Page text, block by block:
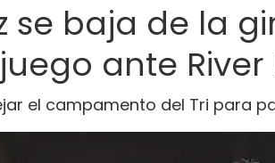
se baja de la
ante River
el campamento del Tri para